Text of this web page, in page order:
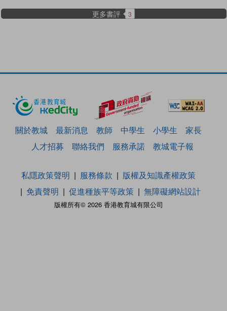
更多書評 3
關於教城 最新消息 教師 中學生 小學生
家長
人才招募
聯絡我們 服務承諾 教城電子報
版權所有© 2026 香港教育城有限公司
私隱政策聲明 服務條款
版權及知識產權政策
免責聲明
促進種族平等政策 無障礙網站設計